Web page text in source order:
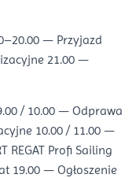
— Przyjazd
21.00 —
/ 10.00 — Odprawa
10.00 / 11.00 —
REGAT Profi Sailing
19.00 — Ogłoszenie